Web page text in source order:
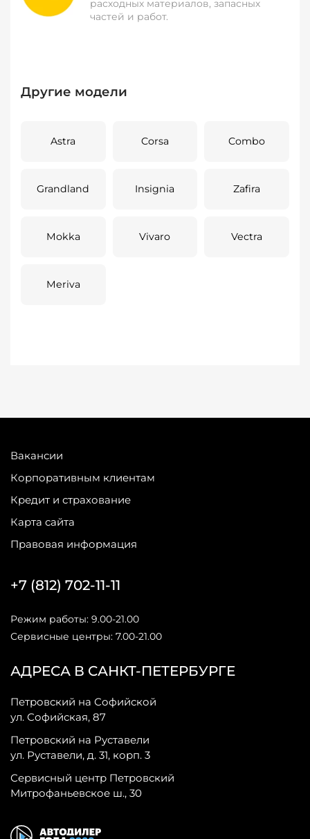
расходных материалов, запасных
частей и работ.
Другие модели
Astra Corsa Combo
Grandland Insignia Zafira
Mokka Vivaro Vectra
Meriva
Вакансии
Корпоративным клиентам
Кредит и страхование
Карта сайта
Правовая информация
АДРЕСА В САНКТ-ПЕТЕРБУРГЕ
Петровский на Софийской
ул. Софийская, 87
Петровский на Руставели
ул. Руставели, д. 31, корп. 3
Сервисный центр Петровский
Митрофаньевское ш., 30
+7 (812) 702-11-11
Режим работы: 9.00-21.00
Сервисные центры: 7.00-21.00